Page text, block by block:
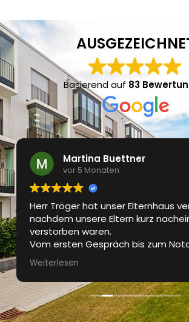
Basierend auf 83
Martina Buettner
vor 5 Monaten
Herr Tröger hat unser Elternhaus
nachdem unsere Eltern kurz
verstorben waren.
Vom ersten Gespräch bis zum
waren wir bestens betreut. Das
professionell gestaltet, die
Besichtigungstermine waren gut
Regelmässig wurden wir über den
Stand des Verkaufprozesses
Weiterlesen